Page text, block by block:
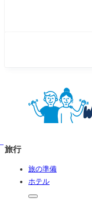
旅行
旅の準備
ホテル